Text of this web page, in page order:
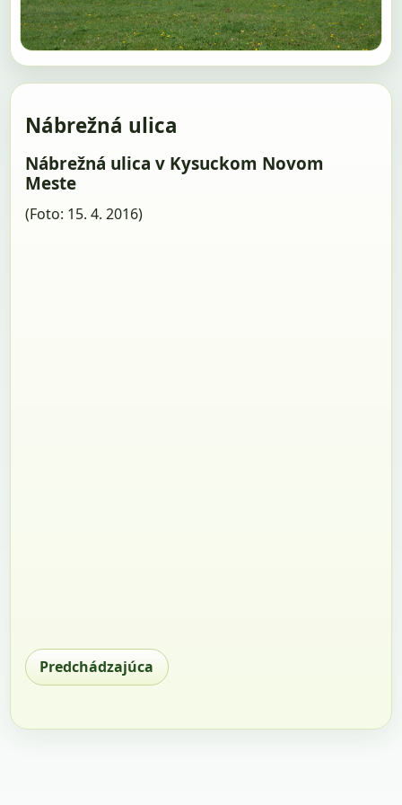
Nábrežná ulica
Nábrežná ulica v Kysuckom Novom
Meste
(Foto: 15. 4. 2016)
Predchádzajúca